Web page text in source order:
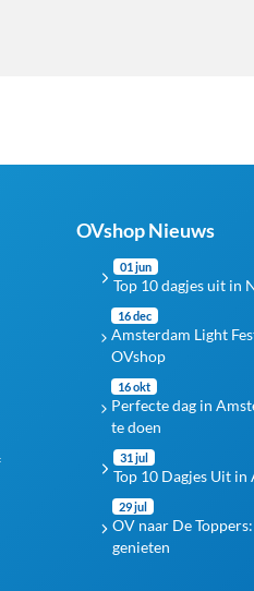
OVshop Nieuws
01 jun
Top 10 dagjes uit in
16 dec
Amsterdam Light
OVshop
16 okt
Perfecte dag in
te doen
31 jul
Top 10 Dagjes Uit
29 jul
OV naar De
genieten